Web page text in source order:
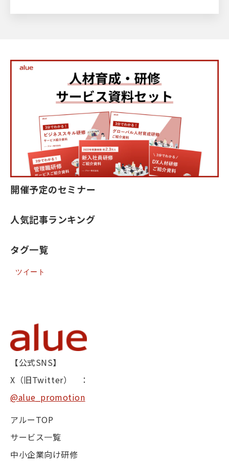
開催予定のセミナー
人気記事ランキング
タグ一覧
ツイート
【公式SNS】
X（旧Twitter） ：
@alue_promotion
アルーTOP
サービス一覧
中小企業向け研修